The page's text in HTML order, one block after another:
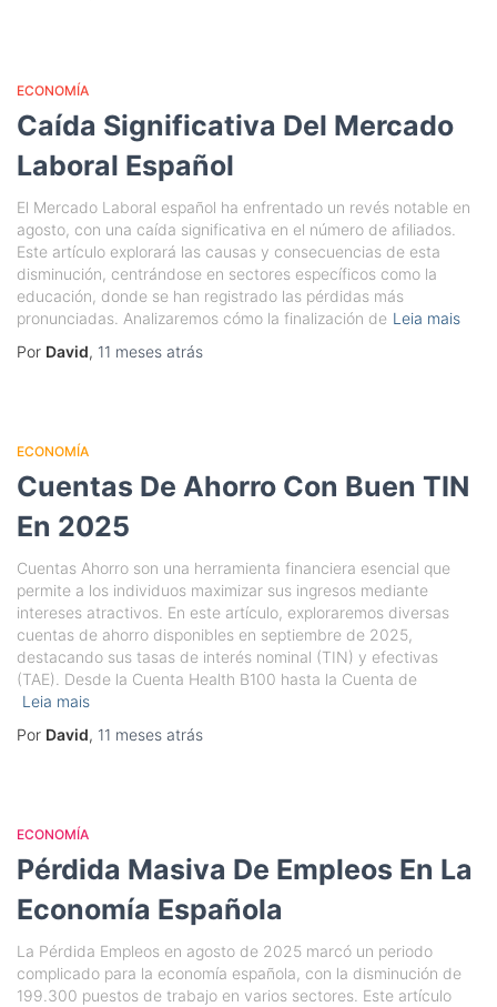
ECONOMÍA
Caída Significativa Del Mercado
Laboral Español
El Mercado Laboral español ha enfrentado un revés notable en
agosto, con una caída significativa en el número de afiliados.
Este artículo explorará las causas y consecuencias de esta
disminución, centrándose en sectores específicos como la
educación, donde se han registrado las pérdidas más
pronunciadas. Analizaremos cómo la finalización de Leia mais
Por David, 11 meses atrás
ECONOMÍA
Cuentas De Ahorro Con Buen TIN
En 2025
Cuentas Ahorro son una herramienta financiera esencial que
permite a los individuos maximizar sus ingresos mediante
intereses atractivos. En este artículo, exploraremos diversas
cuentas de ahorro disponibles en septiembre de 2025,
destacando sus tasas de interés nominal (TIN) y efectivas
(TAE). Desde la Cuenta Health B100 hasta la Cuenta de
Leia mais
Por David, 11 meses atrás
ECONOMÍA
Pérdida Masiva De Empleos En La
Economía Española
La Pérdida Empleos en agosto de 2025 marcó un periodo
complicado para la economía española, con la disminución de
199.300 puestos de trabajo en varios sectores. Este artículo